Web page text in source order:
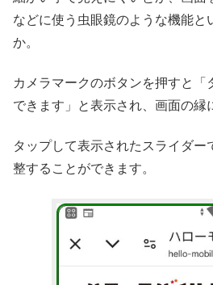
などに使う虫眼鏡のような機能と
か。
カメラマークのボタンを押すと「
できます」と表示され、画面の縁
タップして表示されたスライダー
整することができます。